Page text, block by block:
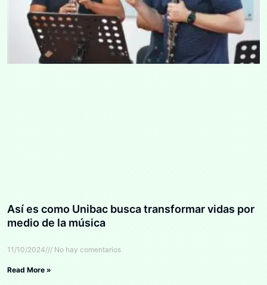
Así es como Unibac busca transformar vidas por
medio de la música
11/10/2024 No hay comentarios
Read More »